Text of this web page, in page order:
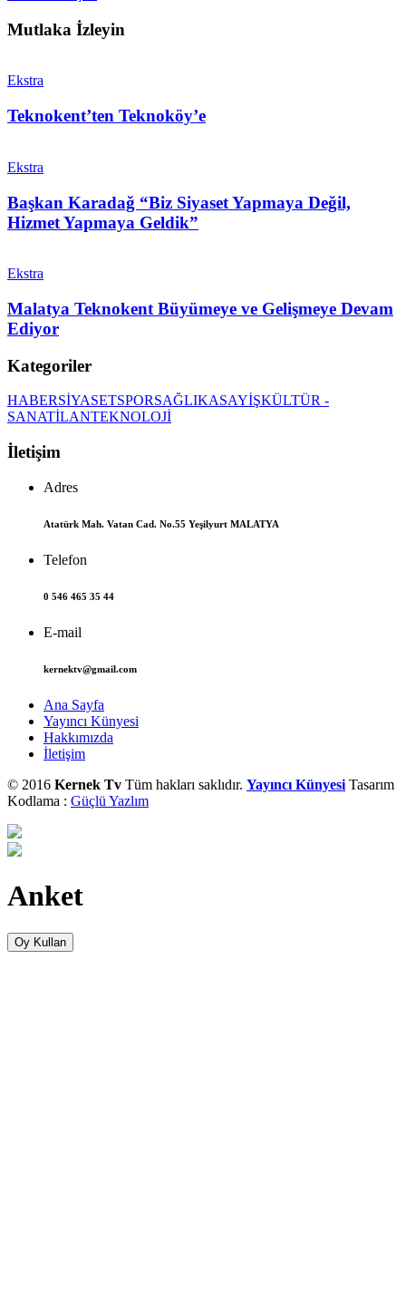
Mutlaka İzleyin
Ekstra
Teknokent’ten Teknoköy’e
Ekstra
Başkan Karadağ “Biz Siyaset Yapmaya Değil,
Hizmet Yapmaya Geldik”
Ekstra
Malatya Teknokent Büyümeye ve Gelişmeye Devam
Ediyor
Kategoriler
HABERSİYASETSPORSAĞLIKASAYİŞKÜLTÜR -
SANATİLANTEKNOLOJİ
İletişim
Adres
Atatürk Mah. Vatan Cad. No.55 Yeşilyurt MALATYA
Telefon
0 546 465 35 44
E-mail
kernektv@gmail.com
Ana Sayfa
Yayıncı Künyesi
Hakkımızda
İletişim
© 2016 Kernek Tv Tüm hakları saklıdır. Yayıncı Künyesi Tasarım
Kodlama : Güçlü Yazlım
Anket